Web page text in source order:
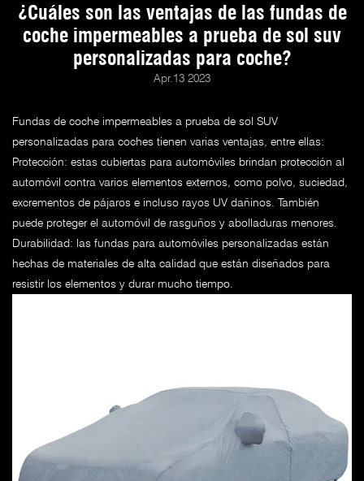
¿Cuáles son las ventajas de las fundas de
coche impermeables a prueba de sol suv
personalizadas para coche?
Apr.13 2023
Fundas de coche impermeables a prueba de sol SUV
personalizadas para coches tienen varias ventajas, entre ellas:
Protección: estas cubiertas para automóviles brindan protección al
automóvil contra varios elementos externos, como polvo, suciedad,
excrementos de pájaros e incluso rayos UV dañinos. También
puede proteger el automóvil de rasguños y abolladuras menores.
Durabilidad: las fundas para automóviles personalizadas están
hechas de materiales de alta calidad que están diseñados para
resistir los elementos y durar mucho tiempo.